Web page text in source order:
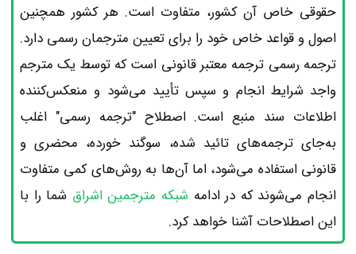
حقوقی خاص آن کشور، متفاوت است. هر کشور همچنین
اصول و قواعد خاص خود را برای تعیین مترجمان رسمی دارد.
ترجمه رسمی ترجمه معتبر قانونی است که توسط یک مترجم
واجد شرایط انجام و سپس تأیید می‌شود و منعکس‌کننده
اطلاعات سند منبع است. اصطلاح "ترجمه رسمی" اغلب
به‌جای ترجمه‌های تائید شده، سوگند خورده، محضری و
قانونی استفاده می‌شود، اما آن‌ها به روش‌های کمی متفاوت
انجام می‌شوند که در ادامه شبکه مترجمین اشراق شما را با
این اصطلاحات آشنا خواهد کرد.